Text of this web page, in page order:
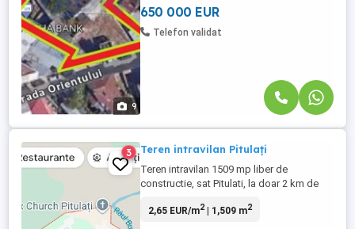
9
spatii ...
650 000 EUR
Telefon validat
3 Teren intravilan Pitulați
Teren intravilan 1509 mp liber de
constructie, sat Pitulati, la doar 2 km de
islas, posibilitati apa si en.electrica. Sat
2,65 EUR/m2| 1,509 m2